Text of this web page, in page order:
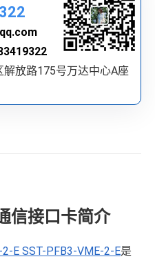
放路175号万达中心A座
信接口卡简介
E SST-PFB3-VME-2-E是